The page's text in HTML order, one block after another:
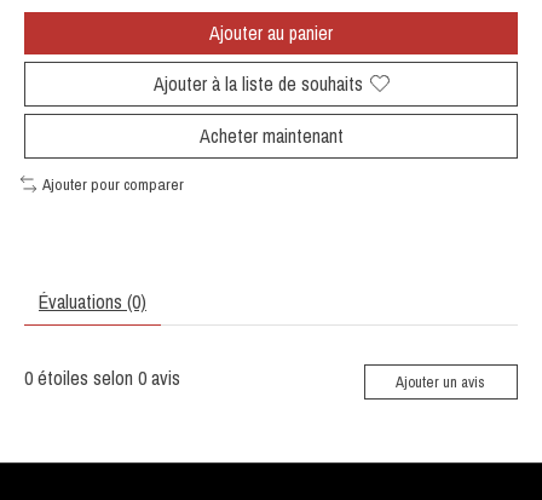
Ajouter au panier
Ajouter à la liste de souhaits
Acheter maintenant
Ajouter pour comparer
Évaluations (0)
0étoiles selon 0avis Ajouter un avis